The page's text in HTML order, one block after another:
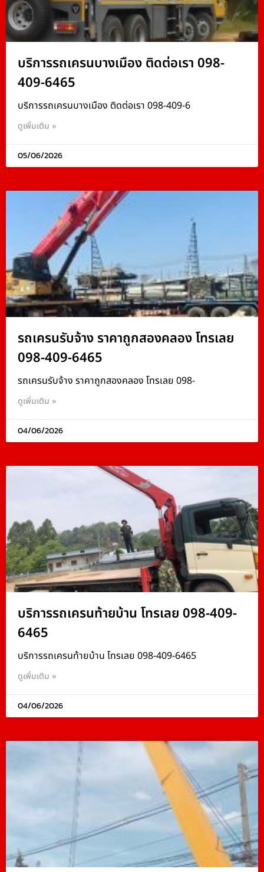
บริการรถเครนบางเมือง ติดต่อเรา 098-
409-6465
บริการรถเครนบางเมือง ติดต่อเรา 098-409-6
ดูเพิ่มเติม »
05/06/2026
รถเครนรับจ้าง ราคาถูกสองคลอง โทรเลย
098-409-6465
รถเครนรับจ้าง ราคาถูกสองคลอง โทรเลย 098-
ดูเพิ่มเติม »
04/06/2026
บริการรถเครนท้ายบ้าน โทรเลย 098-409-
6465
บริการรถเครนท้ายบ้าน โทรเลย 098-409-6465
ดูเพิ่มเติม »
04/06/2026